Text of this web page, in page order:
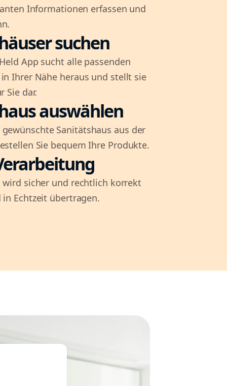
Informationen erfassen und
suchen
App sucht alle passenden
Ihrer Nähe heraus und stellt sie
Sie dar.
auswählen
gewünschte Sanitätshaus aus der
Sie bequem Ihre Produkte.
sicher und rechtlich korrekt
Echtzeit übertragen.